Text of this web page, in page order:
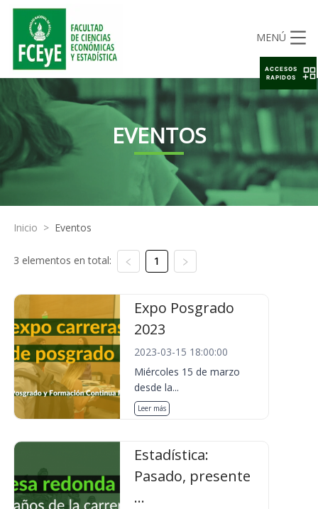
MENÚ
EVENTOS
Inicio > Eventos
3 elementos en total: 1
Expo Posgrado
2023
2023-03-15 18:00:00
Miércoles 15 de marzo
desde la...
Leer más
Estadística:
Pasado, presente
...
ACCESOS
RAPIDOS